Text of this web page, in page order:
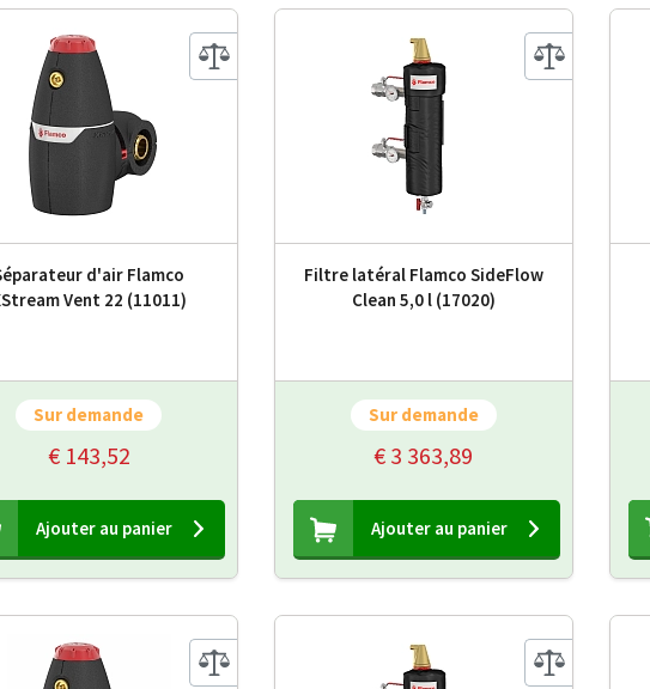
d'air Flamco
Vent 22 (11011)
Sur demande
€ 143,52
Ajouter au panier
Filtre latéral Flamco SideFlow
Clean 5,0 l (17020)
Sur demande
€ 3 363,89
Ajouter au panier